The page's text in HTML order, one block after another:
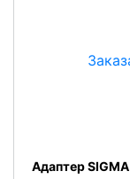
Адаптер